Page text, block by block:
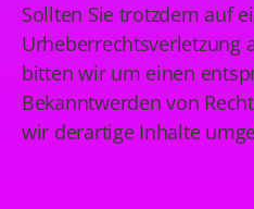
Sollten Sie trotzdem auf
Urheberrechtsverletzung
bitten wir um einen
Bekanntwerden von
wir derartige Inhalte